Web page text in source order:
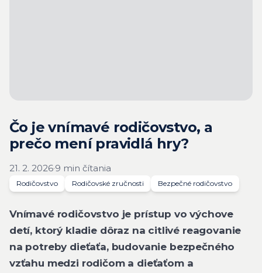
Čo je vnímavé rodičovstvo, a
prečo mení pravidlá hry?
21. 2. 2026·9 min čítania
Rodičovstvo Rodičovské zručnosti Bezpečné rodičovstvo
Vnímavé rodičovstvo je prístup vo výchove
detí, ktorý kladie dôraz na citlivé reagovanie
na potreby dieťaťa, budovanie bezpečného
vzťahu medzi rodičom a dieťaťom a